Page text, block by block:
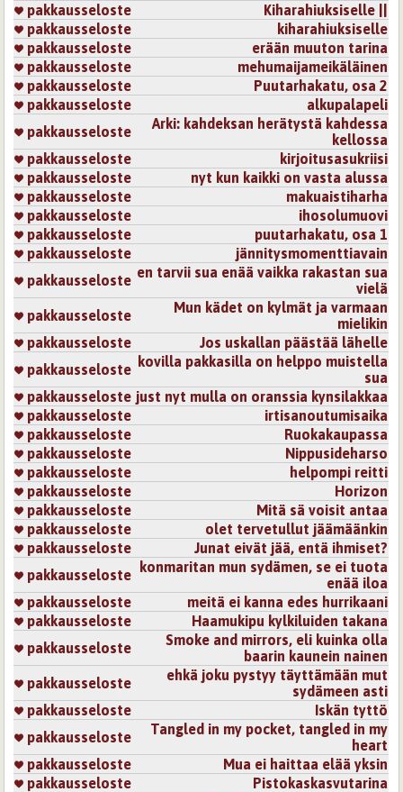
pakkausseloste
Kiharahiuksiselle ||
pakkausseloste
kiharahiuksiselle
pakkausseloste
erään muuton tarina
pakkausseloste
mehumaijameikäläinen
pakkausseloste
Puutarhakatu, osa 2
pakkausseloste
alkupalapeli
pakkausseloste
Arki: kahdeksan herätystä kahdessa
kellossa
pakkausseloste
kirjoitusasukriisi
pakkausseloste
nyt kun kaikki on vasta alussa
pakkausseloste
makuaistiharha
pakkausseloste
ihosolumuovi
pakkausseloste
puutarhakatu, osa 1
pakkausseloste
jännitysmomenttiavain
pakkausseloste en tarvii sua enää vaikka rakastan sua
vielä
pakkausseloste
Mun kädet on kylmät ja varmaan
mielikin
pakkausseloste
Jos uskallan päästää lähelle
pakkausseloste kovilla pakkasilla on helppo muistella
sua
pakkausseloste just nyt mulla on oranssia kynsilakkaa
pakkausseloste
irtisanoutumisaika
pakkausseloste
Ruokakaupassa
pakkausseloste
Nippusideharso
pakkausseloste
helpompi reitti
pakkausseloste
Horizon
pakkausseloste
Mitä sä voisit antaa
pakkausseloste
olet tervetullut jäämäänkin
pakkausseloste
Junat eivät jää, entä ihmiset?
pakkausseloste konmaritan mun sydämen, se ei tuota
enää iloa
pakkausseloste
meitä ei kanna edes hurrikaani
pakkausseloste
Haamukipu kylkiluiden takana
pakkausseloste
Smoke and mirrors, eli kuinka olla
baarin kaunein nainen
pakkausseloste
ehkä joku pystyy täyttämään mut
sydämeen asti
pakkausseloste
Iskän tyttö
pakkausseloste
Tangled in my pocket, tangled in my
heart
pakkausseloste
Mua ei haittaa elää yksin
pakkausseloste
Pistokaskasvutarina